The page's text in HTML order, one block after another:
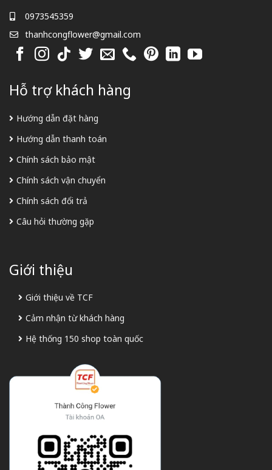
0973545359
thanhcongflower@gmail.com
Hỗ trợ khách hàng
Hướng dẫn đặt hàng
Hướng dẫn thanh toán
Chính sách bảo mật
Chính sách vận chuyển
Chính sách đổi trả
Câu hỏi thường gặp
Giới thiệu
Giới thiệu về TCF
Cảm nhận từ khách hàng
Hệ thống 150 shop toàn quốc